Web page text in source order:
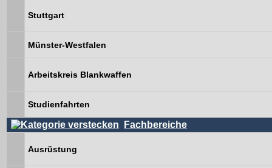
Stuttgart
Münster-Westfalen
Arbeitskreis Blankwaffen
Studienfahrten
Fachbereiche
Ausrüstung